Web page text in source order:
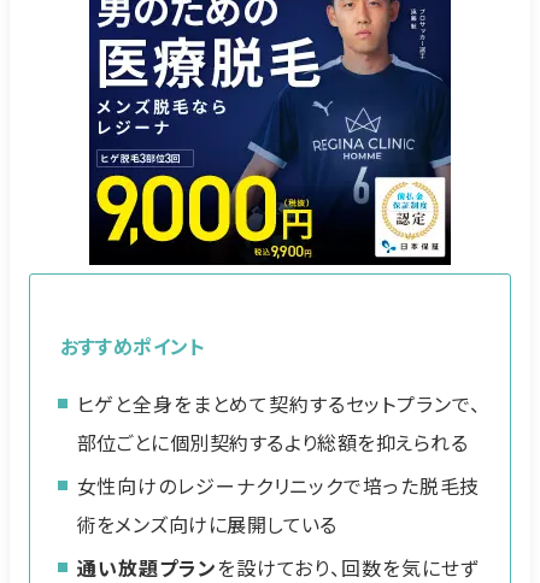
おすすめポイント
ヒゲと全身をまとめて契約するセットプランで、
部位ごとに個別契約するより総額を抑えられる
女性向けのレジーナクリニックで培った脱毛技
術をメンズ向けに展開している
通い放題プランを設けており、回数を気にせず